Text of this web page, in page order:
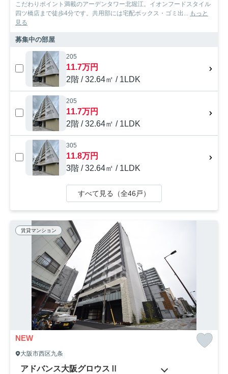
こだわりポイント満載のアーデンタワー北堀江。イオンフードスタイル
四ツ橋店まで徒歩4分です。共用部には宅配ボックス・ゴミ出... もっと
見る
募集中の部屋
205
11.7万円
2階 / 32.64㎡ / 1LDK
205
11.7万円
2階 / 32.64㎡ / 1LDK
305
11.8万円
3階 / 32.64㎡ / 1LDK
すべて見る（全46戸）
賃貸マンション
NEW
大阪市西区九条
アドバンス大阪グロウスⅡ